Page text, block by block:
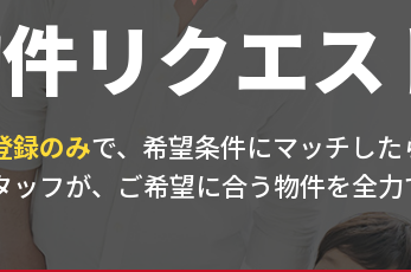
リクエス
録のみで、希望条件にマッチした
フが、ご希望に合う物件を全力